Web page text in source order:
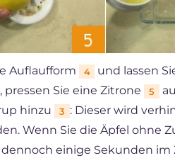
Auflaufform 4
und lassen
Sie eine Zitrone
5
hinzu
3 : Dieser wird
Wenn Sie die Äpfel ohne
einige Sekunden im